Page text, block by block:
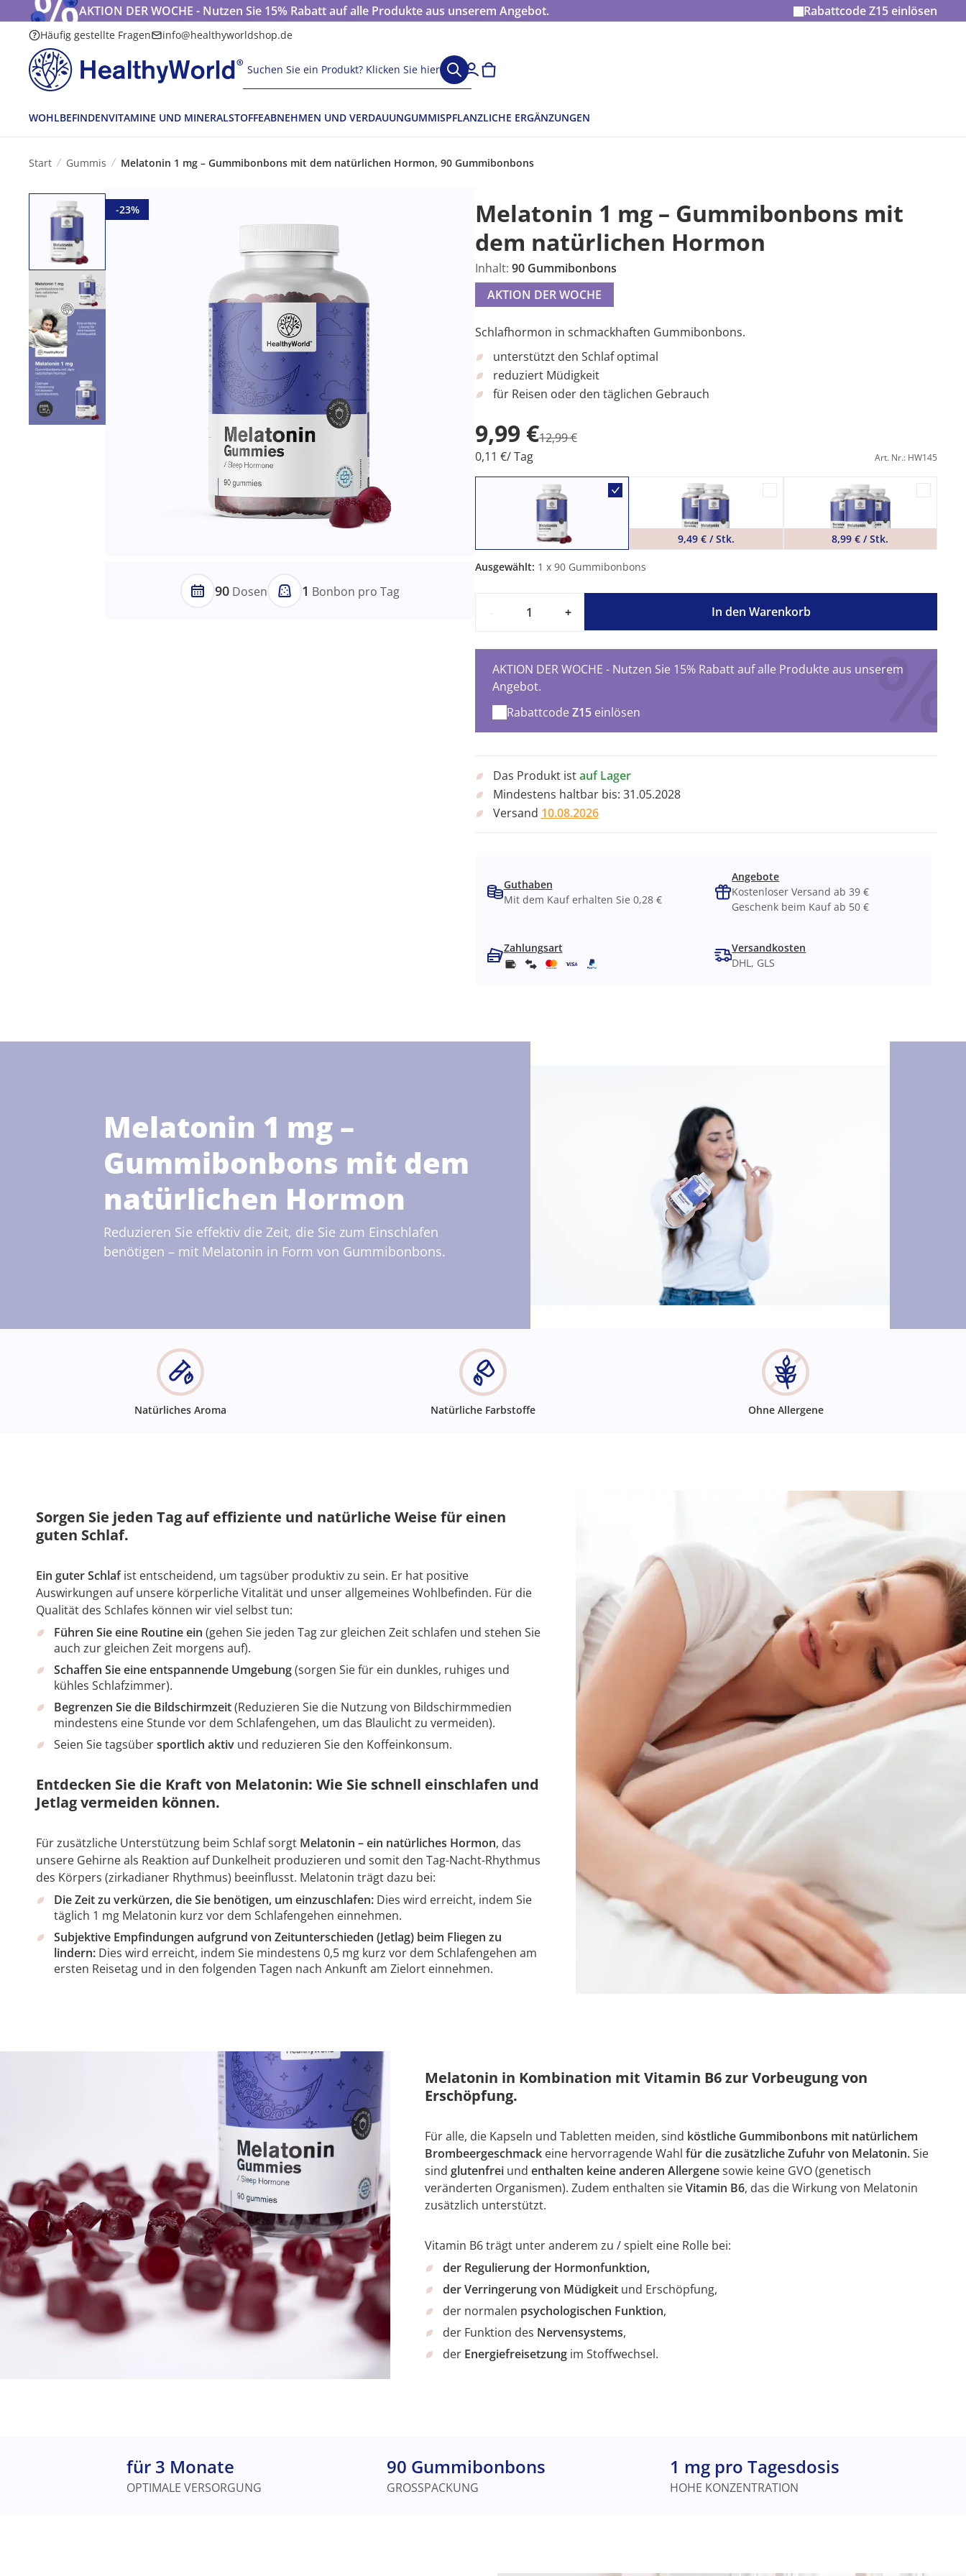
AKTION DER WOCHE - Nutzen Sie 15% Rabatt auf alle Produkte aus unserem Angebot. RabattcodeZ15einlösen
Häufig gestellte Fragen info@healthyworldshop.de
Suchen Sie ein Produkt? Klicken Sie hier
WOHLBEFINDENVITAMINE UND MINERALSTOFFEABNEHMEN UND VERDAUUNGUMMISPFLANZLICHE ERGÄNZUNGEN
Start Gummis Melatonin 1 mg – Gummibonbons mit dem natürlichen Hormon, 90 Gummibonbons
-23%
90 Dosen 1 Bonbon pro Tag
Melatonin 1 mg – Gummibonbons mit
dem natürlichen Hormon
Inhalt: 90 Gummibonbons
AKTION DER WOCHE
Schlafhormon in schmackhaften Gummibonbons.
unterstützt den Schlaf optimal
reduziert Müdigkeit
für Reisen oder den täglichen Gebrauch
9,99 €12,99 €
0,11 €/ Tag
Art. Nr.: HW145
9,49 € / Stk. 8,99 € / Stk.
Ausgewählt: 1 x 90 Gummibonbons
+ In den Warenkorb
AKTION DER WOCHE - Nutzen Sie 15% Rabatt auf alle Produkte aus unserem
Angebot.
Rabattcode Z15einlösen
Das Produkt istauf Lager
Mindestens haltbar bis: 31.05.2028
Versand 10.08.2026
Guthaben
Mit dem Kauf erhalten Sie 0,28 €
Angebote
Kostenloser Versand ab 39 €
Geschenk beim Kauf ab 50 €
Zahlungsart
Versandkosten
DHL, GLS
Melatonin 1 mg –
Gummibonbons mit dem
natürlichen Hormon
Reduzieren Sie effektiv die Zeit, die Sie zum Einschlafen
benötigen – mit Melatonin in Form von Gummibonbons.
Natürliches Aroma Natürliche Farbstoffe Ohne Allergene
Sorgen Sie jeden Tag auf effiziente und natürliche Weise für einen
guten Schlaf.
Ein guter Schlafist entscheidend, um tagsüber produktiv zu sein. Er hat positive
Auswirkungen auf unsere körperliche Vitalität und unser allgemeines Wohlbefinden. Für die
Qualität des Schlafes können wir viel selbst tun:
Führen Sie eine Routine ein (gehen Sie jeden Tag zur gleichen Zeit schlafen und stehen Sie
auch zur gleichen Zeit morgens auf).
Schaffen Sie eine entspannende Umgebung(sorgen Sie für ein dunkles, ruhiges und
kühles Schlafzimmer).
Begrenzen Sie die Bildschirmzeit(Reduzieren Sie die Nutzung von Bildschirmmedien
mindestens eine Stunde vor dem Schlafengehen, um das Blaulicht zu vermeiden).
Seien Sie tagsübersportlich aktiv und reduzieren Sie den Koffeinkonsum.
Entdecken Sie die Kraft von Melatonin: Wie Sie schnell einschlafen und
Jetlag vermeiden können.
Für zusätzliche Unterstützung beim Schlaf sorgt Melatonin – ein natürliches Hormon, das
unsere Gehirne als Reaktion auf Dunkelheit produzieren und somit den Tag-Nacht-Rhythmus
des Körpers (zirkadianer Rhythmus) beeinflusst. Melatonin trägt dazu bei:
Die Zeit zu verkürzen, die Sie benötigen, um einzuschlafen: Dies wird erreicht, indem Sie
täglich 1 mg Melatonin kurz vor dem Schlafengehen einnehmen.
Subjektive Empfindungen aufgrund von Zeitunterschieden (Jetlag) beim Fliegen zu
lindern: Dies wird erreicht, indem Sie mindestens 0,5 mg kurz vor dem Schlafengehen am
ersten Reisetag und in den folgenden Tagen nach Ankunft am Zielort einnehmen.
Melatonin in Kombination mit Vitamin B6 zur Vorbeugung von
Erschöpfung.
Für alle, die Kapseln und Tabletten meiden, sind köstliche Gummibonbons mit natürlichem
Brombeergeschmack eine hervorragende Wahlfür die zusätzliche Zufuhr von Melatonin.Sie
sindglutenfrei und enthalten keine anderen Allergenesowie keine GVO (genetisch
veränderten Organismen). Zudem enthalten sieVitamin B6, das die Wirkung von Melatonin
zusätzlich unterstützt.
Vitamin B6 trägt unter anderem zu / spielt eine Rolle bei:
der Regulierung der Hormonfunktion,
der Verringerung von Müdigkeit und Erschöpfung,
der normalen psychologischen Funktion,
der Funktion des Nervensystems,
der Energiefreisetzung im Stoffwechsel.
für 3 Monate
OPTIMALE VERSORGUNG
90 Gummibonbons
GROSSPACKUNG
1 mg pro Tagesdosis
HOHE KONZENTRATION